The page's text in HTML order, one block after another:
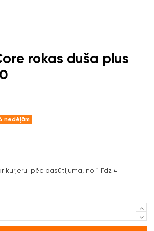
rokas duša plus
nedēļām
kurjeru: pēc pasūtījuma, no 1 līdz 4